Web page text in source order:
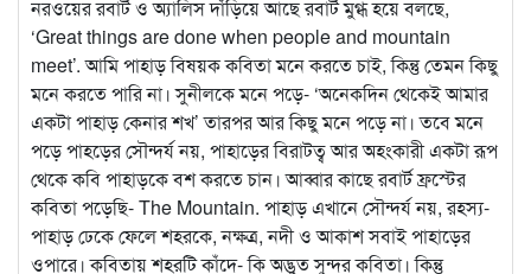
নরওয়ের রবার্ট ও অ্যালিস দাঁড়িয়ে আছে রবার্ট মুগ্ধ হয়ে বলছে,
‘Great things are done when people and mountain
meet’. আমি পাহাড় বিষয়ক কবিতা মনে করতে চাই, কিন্তু তেমন কিছু
মনে করতে পারি না। সুনীলকে মনে পড়ে- ‘অনেকদিন থেকেই আমার
একটা পাহাড় কেনার শখ’ তারপর আর কিছু মনে পড়ে না। তবে মনে
পড়ে পাহড়ের সৌন্দর্য নয়, পাহাড়ের বিরাটত্ব আর অহংকারী একটা রূপ
থেকে কবি পাহাড়কে বশ করতে চান। আব্বার কাছে রবার্ট ফ্রস্টের
কবিতা পড়েছি- The Mountain. পাহাড় এখানে সৌন্দর্য নয়, রহস্য-
পাহাড় ঢেকে ফেলে শহরকে, নক্ষত্র, নদী ও আকাশ সবাই পাহাড়ের
ওপারে। কবিতায় শহরটি কাঁদে- কি অদ্ভুত সুন্দর কবিতা। কিন্তু